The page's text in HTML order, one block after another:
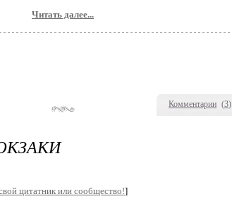
Комментарии (3)
Читать далее...
цитатник или сообщество!]